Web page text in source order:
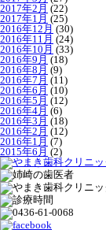
2017年2月 (22)
2017年1月 (25)
2016年12月 (30)
2016年11月 (24)
2016年10月 (33)
2016年9月 (18)
2016年8月 (9)
2016年7月 (11)
2016年6月 (10)
2016年5月 (12)
2016年4月 (6)
2016年3月 (18)
2016年2月 (12)
2016年1月 (7)
2015年6月 (2)